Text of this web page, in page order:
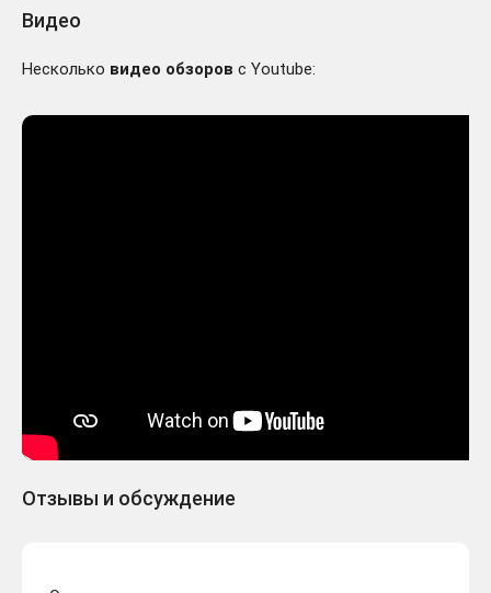
Видео
Несколько видео обзоров с Youtube:
Отзывы и обсуждение